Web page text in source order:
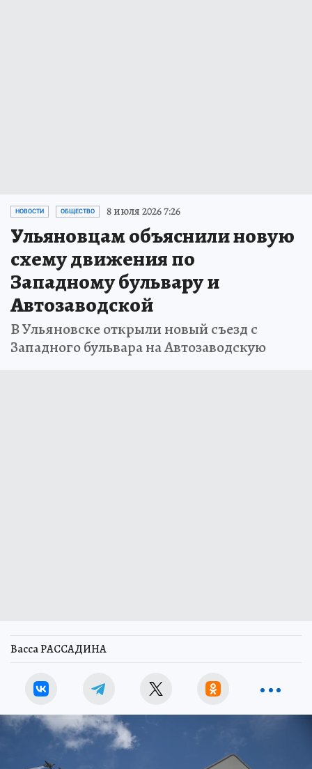
НОВОСТИ ОБЩЕСТВО 8 июля 2026 7:26
Ульяновцам объяснили новую
схему движения по
Западному бульвару и
Автозаводской
В Ульяновске открыли новый съезд с
Западного бульвара на Автозаводскую
Васса РАССАДИНА